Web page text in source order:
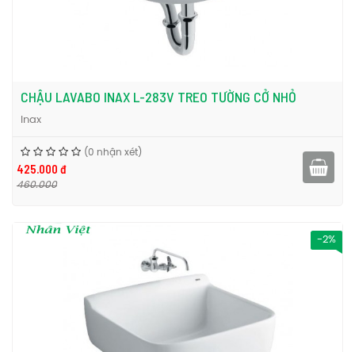
CHẬU LAVABO INAX L-283V TREO TƯỜNG CỞ NHỎ
Inax
(0 nhận xét)
425.000 đ
460.000
-2%